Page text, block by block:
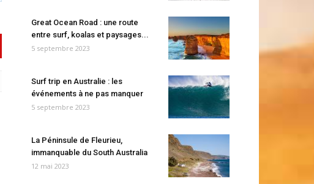
Great Ocean Road : une route
entre surf, koalas et paysages...
5 septembre 2023
Surf trip en Australie : les
événements à ne pas manquer
5 septembre 2023
La Péninsule de Fleurieu,
immanquable du South Australia
12 mai 2023